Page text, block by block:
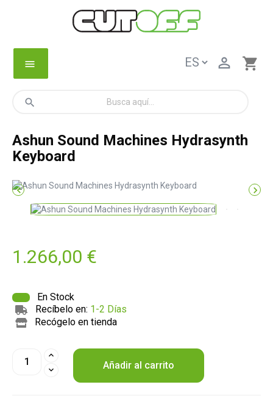
menu shopping_cart

search
Ashun Sound Machines Hydrasynth
Keyboard
 
1.266,00 €
En Stock
Recíbelo en: 1-2 Días
Recógelo en tienda
Añadir al carrito